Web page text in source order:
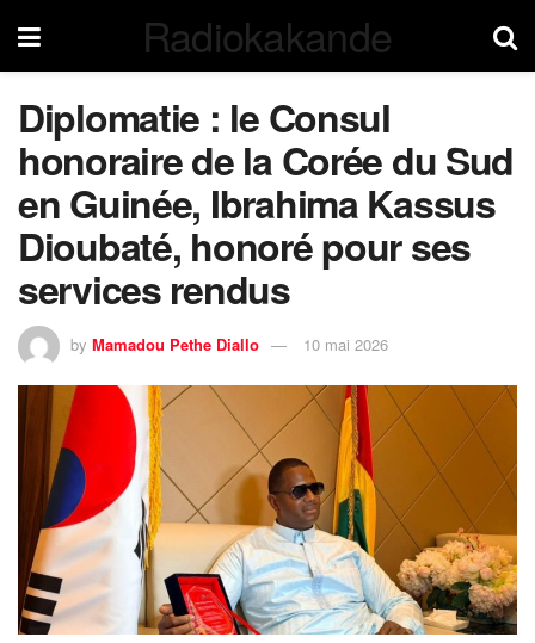
Radiokakande
Diplomatie : le Consul
honoraire de la Corée du Sud
en Guinée, Ibrahima Kassus
Dioubaté, honoré pour ses
services rendus
by Mamadou Pethe Diallo 10 mai 2026